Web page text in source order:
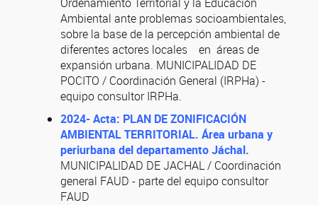
Ambiental ante problemas socioambientales,
sobre la base de la percepción ambiental de
diferentes actores locales en áreas de
expansión urbana. MUNICIPALIDAD DE
POCITO / Coordinación General (IRPHa) -
equipo consultor IRPHa.
2024- Acta: PLAN DE ZONIFICACIÓN
AMBIENTAL TERRITORIAL. Área urbana y
periurbana del departamento Jáchal.
MUNICIPALIDAD DE JACHAL / Coordinación
general FAUD - parte del equipo consultor
FAUD